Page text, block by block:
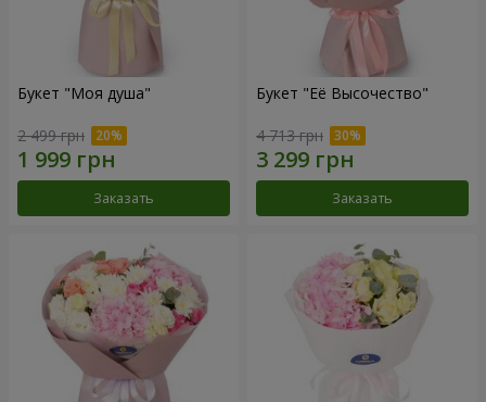
Букет "Моя душа"
2 499 грн
Заказать
Букет "Её Высочество"
4 713 грн
Заказать